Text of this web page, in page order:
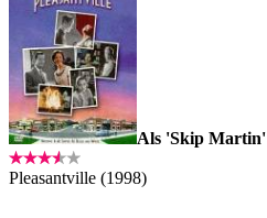
Als 'Skip Martin'
Pleasantville (1998)